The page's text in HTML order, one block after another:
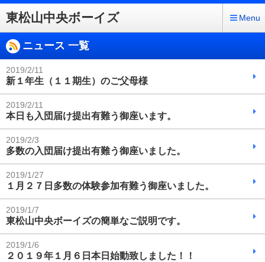
東松山中央ボーイズ Menu
ニュース 一覧
2019/2/11
新１年生（１１期生）のご父母様
2019/2/11
本日も入団届け提出有難う御座います。
2019/2/3
多数の入団届け提出有難う御座いました。
2019/1/27
１月２７日多数の体験参加有難う御座いました。
2019/1/7
東松山中央ボーイズの簡単なご説明です。
2019/1/6
２０１９年１月６日本日始動致しました！！